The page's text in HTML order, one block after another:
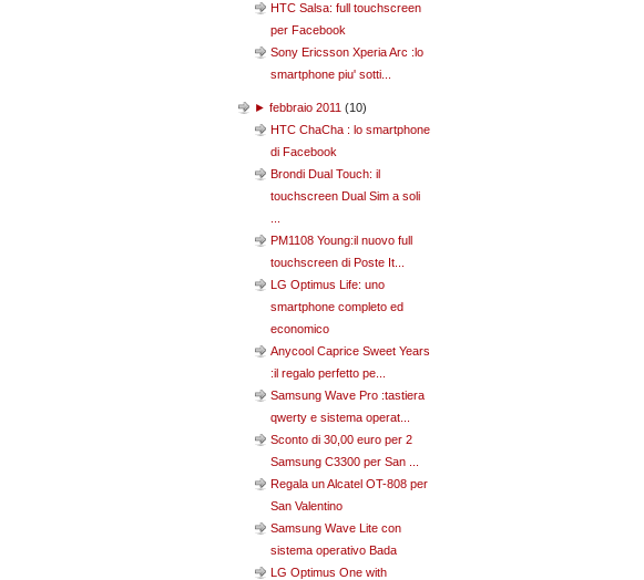
HTC Salsa: full touchscreen
per Facebook
Sony Ericsson Xperia Arc :lo
smartphone piu' sotti...
► febbraio 2011 (10)
HTC ChaCha : lo smartphone
di Facebook
Brondi Dual Touch: il
touchscreen Dual Sim a soli
PM1108 Young:il nuovo full
touchscreen di Poste It...
LG Optimus Life: uno
smartphone completo ed
economico
Anycool Caprice Sweet Years
:il regalo perfetto pe...
Samsung Wave Pro :tastiera
qwerty e sistema operat...
Sconto di 30,00 euro per 2
Samsung C3300 per San ...
Regala un Alcatel OT-808 per
San Valentino
Samsung Wave Lite con
sistema operativo Bada
LG Optimus One with